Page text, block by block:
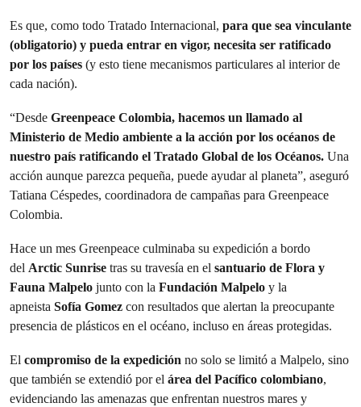
Es que, como todo Tratado Internacional, para que sea vinculante
(obligatorio) y pueda entrar en vigor, necesita ser ratificado
por los países (y esto tiene mecanismos particulares al interior de
cada nación).
“Desde Greenpeace Colombia, hacemos un llamado al
Ministerio de Medio ambiente a la acción por los océanos de
nuestro país ratificando el Tratado Global de los Océanos. Una
acción aunque parezca pequeña, puede ayudar al planeta”, aseguró
Tatiana Céspedes, coordinadora de campañas para Greenpeace
Colombia.
Hace un mes Greenpeace culminaba su expedición a bordo
del Arctic Sunrise tras su travesía en el santuario de Flora y
Fauna Malpelo junto con la Fundación Malpelo y la
apneista Sofía Gomez con resultados que alertan la preocupante
presencia de plásticos en el océano, incluso en áreas protegidas.
El compromiso de la expedición no solo se limitó a Malpelo, sino
que también se extendió por el área del Pacífico colombiano,
evidenciando las amenazas que enfrentan nuestros mares y